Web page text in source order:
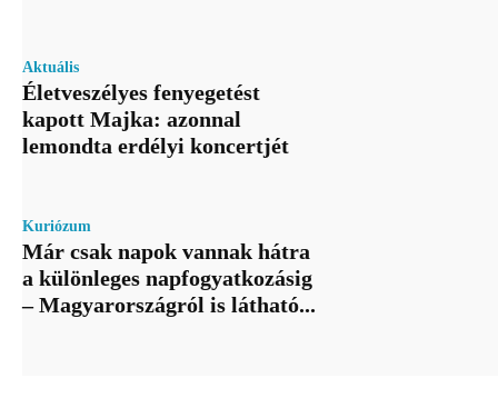
Aktuális
Életveszélyes fenyegetést
kapott Majka: azonnal
lemondta erdélyi koncertjét
Kuriózum
Már csak napok vannak hátra
a különleges napfogyatkozásig
– Magyarországról is látható...